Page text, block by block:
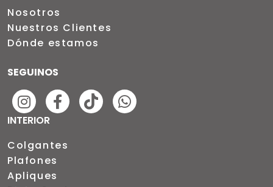
Nosotros
Nuestros Clientes
Dónde estamos
SEGUINOS
INTERIOR
Colgantes
Plafones
Apliques